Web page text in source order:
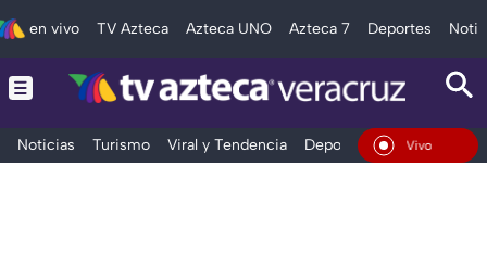
en vivo TV Azteca Azteca UNO Azteca 7 Deportes
Noticias Turismo Viral y Tendencia Deportes Espectáculos
En Vivo